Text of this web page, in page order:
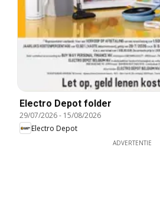
Electro Depot folder
29/07/2026- 15/08/2026
Electro Depot
ADVERTENTIE